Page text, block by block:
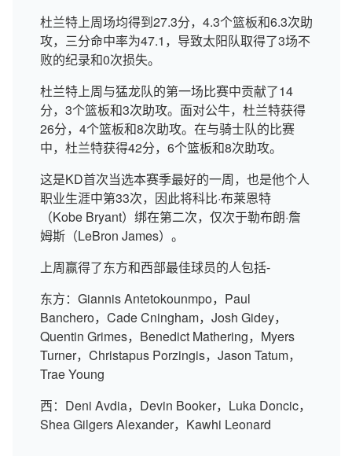
杜兰特上周场均得到27.3分，4.3个篮板和6.3次助
攻，三分命中率为47.1，导致太阳队取得了3场不
败的纪录和0次损失。
杜兰特上周与猛龙队的第一场比赛中贡献了14
分，3个篮板和3次助攻。面对公牛，杜兰特获得
26分，4个篮板和8次助攻。在与骑士队的比赛
中，杜兰特获得42分，6个篮板和8次助攻。
这是KD首次当选本赛季最好的一周，也是他个人
职业生涯中第33次，因此将科比·布莱恩特
（Kobe Bryant）绑在第二次，仅次于勒布朗·詹
姆斯（LeBron James）。
上周赢得了东方和西部最佳球员的人包括-
东方：Giannis Antetokounmpo，Paul
Banchero，Cade Cningham，Josh Gidey，
Quentin Grimes，Benedict Mathering，Myers
Turner，Christapus Porzingis，Jason Tatum，
Trae Young
西：Deni Avdia，Devin Booker，Luka Doncic，
Shea Gilgers Alexander，Kawhi Leonard